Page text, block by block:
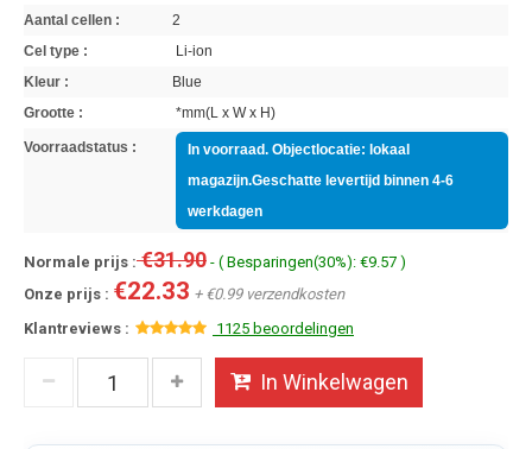
Aantal cellen :
2
Cel type :
Li-ion
Kleur :
Blue
Grootte :
*mm(L x W x H)
Voorraadstatus :
In voorraad. Objectlocatie: lokaal
magazijn.Geschatte levertijd binnen 4-6
werkdagen
Normale prijs :€31.90 - ( Besparingen(30%): €9.57 )
Onze prijs : €22.33 + €0.99 verzendkosten
Klantreviews :
1125 beoordelingen
In Winkelwagen